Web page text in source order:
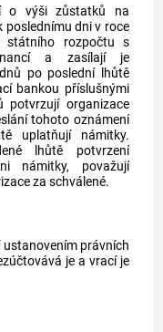
o výši zůstatků na
dni v roce
státního rozpočtu s
a zasílají je
po poslední lhůtě
bankou příslušnými
potvrzují organizace
tohoto oznámení
uplatňují námitky.
lhůtě potvrzení
námitky, považují
za schválené.
právních
je a vrací je